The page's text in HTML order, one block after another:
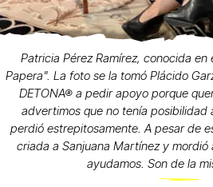
Patricia Pérez Ramírez, conocida
Papera". La foto se la tomó Plácido
DETONA® a pedir apoyo porque
advertimos que no tenía posibilidad
perdió estrepitosamente. A pesar de
criada a Sanjuana Martínez y mordió
ayudamos. Son de la